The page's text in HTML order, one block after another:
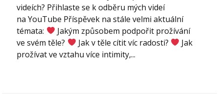
videích? Přihlaste se k odběru mých videí
na YouTube Příspěvek na stále velmi aktuální
témata:
Jakým způsobem podpořit prožívání
ve svém těle?
Jak v těle cítit víc radosti?
Jak
prožívat ve vztahu více intimity,...